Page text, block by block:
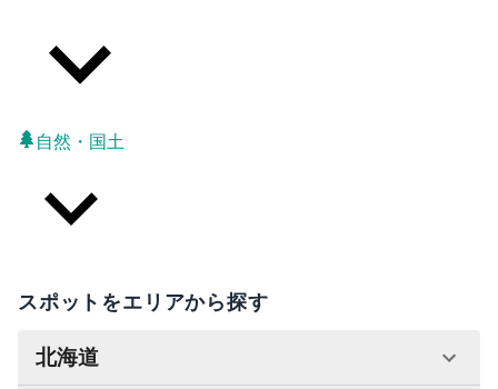
自然・国土
スポットをエリアから探す
北海道